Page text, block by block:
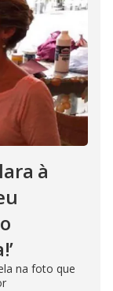
à
na foto que